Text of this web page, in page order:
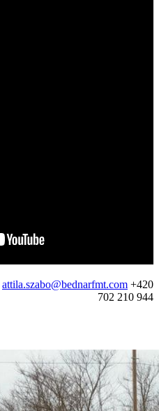
attila.szabo@bednarfmt.com +420
702 210 944